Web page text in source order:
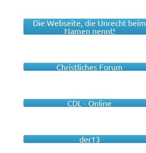
Die Webseite, die Unrecht beim
Namen nennt!
Christliches Forum
CDL - Online
der13